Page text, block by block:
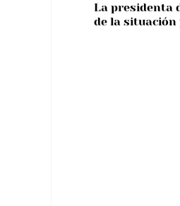
La presidenta
de la situación